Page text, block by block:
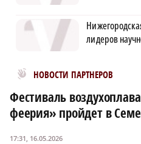
лидеров
НОВОСТИ ПАРТНЕРОВ
Новости МирТесен
Фестиваль
феерия» пройдет в
17:31, 16.05.2026